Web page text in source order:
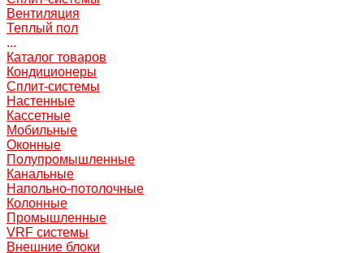
Вентиляция
Теплый пол
...
Каталог товаров
Кондиционеры
Сплит-системы
Настенные
Кассетные
Мобильные
Оконные
Полупромышленные
Канальные
Напольно-потолочные
Колонные
Промышленные
VRF системы
Внешние блоки